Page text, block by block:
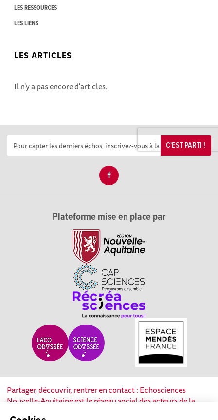
LES RESSOURCES
LES LIENS
LES ARTICLES
Il n'y a pas encore d'articles.
C'EST PARTI !
Plateforme mise en place par
Partager, découvrir, rentrer en contact : Echosciences
Nouvelle-Aquitaine est le réseau social des acteurs de la